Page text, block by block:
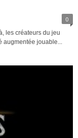
0
les créateurs du jeu
jouable...